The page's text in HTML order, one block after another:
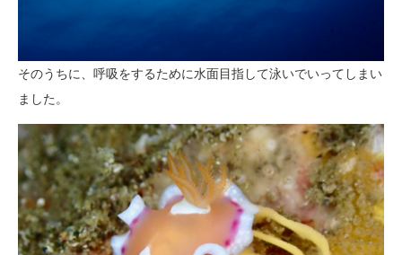
そのうちに、呼吸をするために水面目指して泳いでいってしまい
ました。